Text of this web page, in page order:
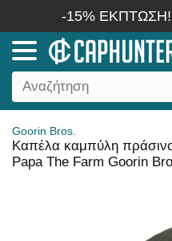
-15% ΕΚΠΤΩΣΗ!
Goorin Bros.
Καπέλα καμπύλη πράσινο
Papa The Farm Goorin